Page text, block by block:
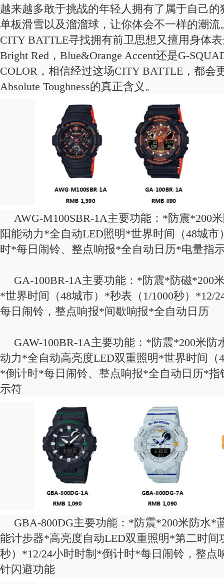
越来越多敢于挑战的年轻人拥有了属于自己
单板滑雪以及溜溜球，让你体会不一样的潮流
CITY BATTLE寻找拥有前卫思想又擅用身体
Bright Red，Blue&Orange Accent还是G-
COLOR，相信经过这场CITY BATTLE，都会
Absolute Toughness的真正含义。
AWG-M100SBR-1A主要功能：*防震*200
阳能动力*全自动LED照明*世界时间（48城市
时*每日闹铃、整点响报*全自动日历*电量指
GA-100BR-1A主要功能：*防震*防磁*200
*世界时间（48城市）*秒表（1/1000秒）*12/
每日闹铃，整点响报*间歇响报*全自动日历
GAW-100BR-1A主要功能：*防震*200米
动力*全自动高亮度LED双重照明*世界时间（
*倒计时*每日闹铃、整点响报*全自动日历*指
示符
GBA-800DG主要功能：*防震*200米防水*
能计步器*高亮度自动LED双重照明*第二时间
秒）*12/24小时时制*倒计时*每日闹铃，整点
针闪避功能